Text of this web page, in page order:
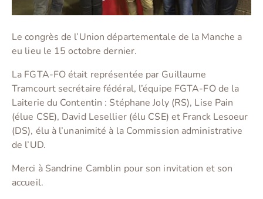
Le congrès de l’Union départementale de la Manche a
eu lieu le 15 octobre dernier.
La FGTA-FO était représentée par Guillaume
Tramcourt secrétaire fédéral, l’équipe FGTA-FO de la
Laiterie du Contentin : Stéphane Joly (RS), Lise Pain
(élue CSE), David Lesellier (élu CSE) et Franck Lesoeur
(DS), élu à l’unanimité à la Commission administrative
de l’UD.
Merci à Sandrine Camblin pour son invitation et son
accueil.